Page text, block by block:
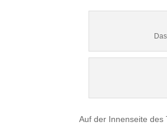
Auf der Innenseite des